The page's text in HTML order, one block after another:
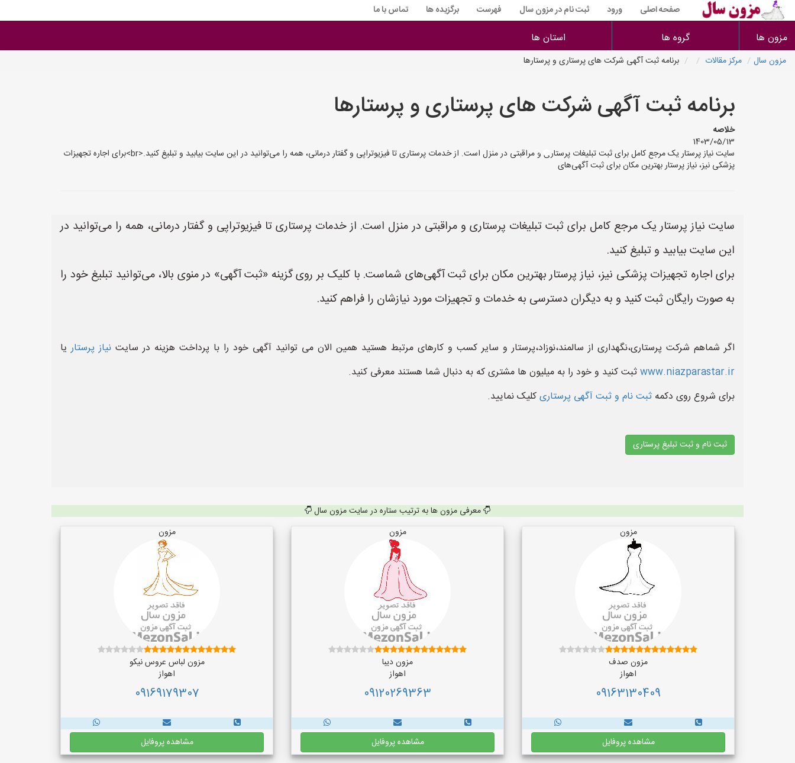
صفحه اصلی ورود ثبت نام در مزون سال فهرست برگزیده ها تماس با ما
مزون ها گروه ها استان ها
مزون سال مرکز مقالات برنامه ثبت آگهی شرکت های پرستاری و پرستارها
برنامه ثبت آگهی شرکت های پرستاری و پرستارها
خلاصه
1403/05/13
سایت نیاز پرستار یک مرجع کامل برای ثبت تبلیغات پرستاری و مراقبتی در منزل است. از خدمات پرستاری تا فیزیوتراپی و گفتار درمانی، همه را می‌توانید در این سایت بیابید و تبلیغ کنید.<br>برای اجاره تجهیزات
پزشکی نیز، نیاز پرستار بهترین مکان برای ثبت آگهی‌های
سایت نیاز پرستار یک مرجع کامل برای ثبت تبلیغات پرستاری و مراقبتی در منزل است. از خدمات پرستاری تا فیزیوتراپی و گفتار درمانی، همه را می‌توانید در
این سایت بیابید و تبلیغ کنید.
برای اجاره تجهیزات پزشکی نیز، نیاز پرستار بهترین مکان برای ثبت آگهی‌های شماست. با کلیک بر روی گزینه «ثبت آگهی» در منوی بالا، می‌توانید تبلیغ خود را
به صورت رایگان ثبت کنید و به دیگران دسترسی به خدمات و تجهیزات مورد نیازشان را فراهم کنید.
اگر شماهم شرکت پرستاری،نگهداری از سالمند،نوزاد،پرستار و سایر کسب و کارهای مرتبط هستید همین الان می توانید آگهی خود را با پرداخت هزینه در سایت نیاز پرستاریا
www.niazparastar.irثبت کنید و خود را به میلیون ها مشتری که به دنبال شما هستند معرفی کنید.
برای شروع روی دکمه ثبت نام و ثبت آگهی پرستاریکلیک نمایید.
ثبت نام و ثبت تبلیغ پرستاری
معرفی مزون ها به ترتیب ستاره در سایت مزون سال
مزون
مزون صدف
اهواز
09163130409
مشاهده پروفایل
مزون
مزون دیبا
اهواز
09120269363
مشاهده پروفایل
مزون
مزون لباس عروس نیکو
اهواز
09169179307
مشاهده پروفایل